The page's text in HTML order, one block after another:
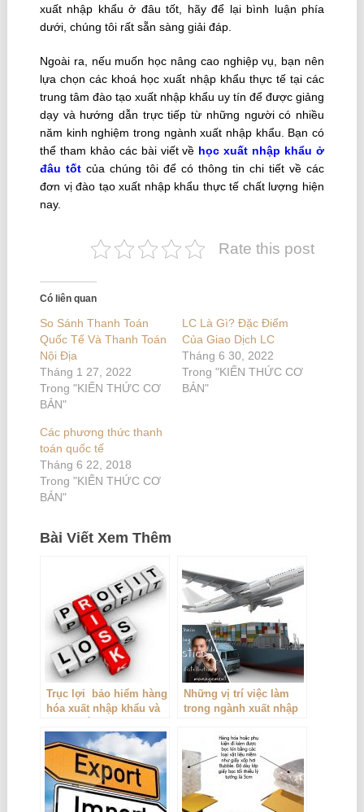
xuất nhập khẩu ở đâu tốt, hãy để lại bình luận phía
dưới, chúng tôi rất sẵn sàng giải đáp.
Ngoài ra, nếu muốn học nâng cao nghiệp vụ, bạn nên
lựa chọn các khoá học xuất nhập khẩu thực tế tại các
trung tâm đào tạo xuất nhập khẩu uy tín để được giảng
dạy và hướng dẫn trực tiếp từ những người có nhiều
năm kinh nghiệm trong ngành xuất nhập khẩu. Bạn có
thể tham khảo các bài viết về học xuất nhập khẩu ở
đâu tốtcủa chúng tôi để có thông tin chi tiết về các
đơn vị đào tạo xuất nhập khẩu thực tế chất lượng hiện
nay.
Rate this post
Có liên quan
So Sánh Thanh Toán
Quốc Tế Và Thanh Toán
Nội Địa
Tháng 1 27, 2022
Trong "KIẾN THỨC CƠ
BẢN"
LC Là Gì? Đặc Điểm
Của Giao Dịch LC
Tháng 6 30, 2022
Trong "KIẾN THỨC CƠ
BẢN"
Các phương thức thanh
toán quốc tế
Tháng 6 22, 2018
Trong "KIẾN THỨC CƠ
BẢN"
Bài Viết Xem Thêm
Trục lợi bảo hiểm hàng
hóa xuất nhập khẩu và
Những vị trí việc làm
trong ngành xuất nhập